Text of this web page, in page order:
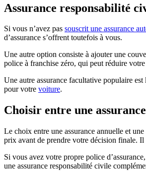
Assurance responsabilité
Si vous n’avez pas souscrit une assurance
d’assurance s’offrent toutefois à vous.
Une autre option consiste à ajouter une
police à franchise zéro, qui peut réduire
Une autre assurance facultative populaire
pour votre voiture.
Choisir entre une
Le choix entre une assurance annuelle et
prix avant de prendre votre décision finale. Il
Si vous avez votre propre police
une assurance responsabilité civile